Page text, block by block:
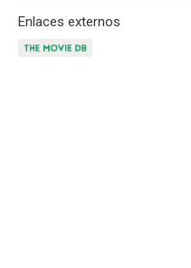
Enlaces externos